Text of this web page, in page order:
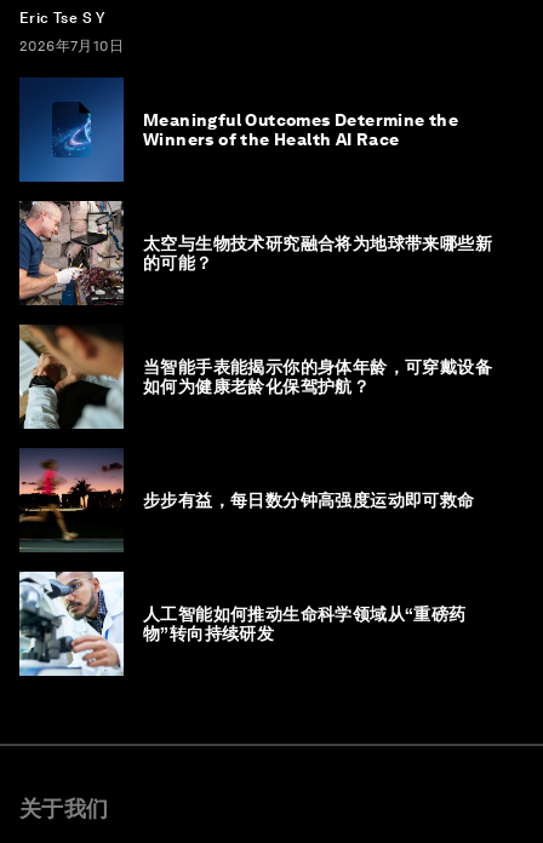
Eric Tse S Y
2026年7月10日
Meaningful Outcomes Determine the
Winners of the Health AI Race
太空与生物技术研究融合将为地球带来哪些新
的可能？
当智能手表能揭示你的身体年龄，可穿戴设备
如何为健康老龄化保驾护航？
步步有益，每日数分钟高强度运动即可救命
人工智能如何推动生命科学领域从“重磅药
物”转向持续研发
关于我们